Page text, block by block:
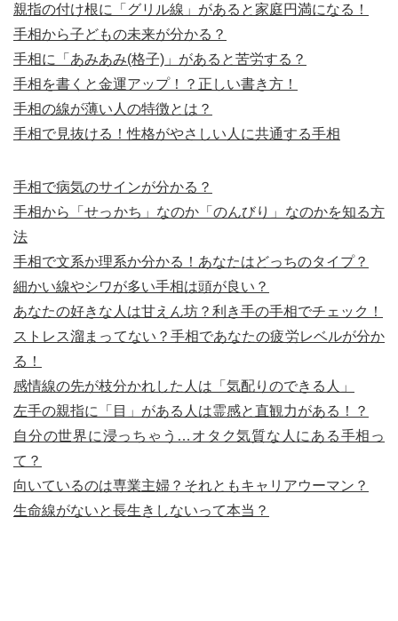
親指の付け根に「グリル線」があると家庭円満になる！
手相から子どもの未来が分かる？
手相に「あみあみ(格子)」があると苦労する？
手相を書くと金運アップ！？正しい書き方！
手相の線が薄い人の特徴とは？
手相で見抜ける！性格がやさしい人に共通する手相
手相で病気のサインが分かる？
手相から「せっかち」なのか「のんびり」なのかを知る方
法
手相で文系か理系か分かる！あなたはどっちのタイプ？
細かい線やシワが多い手相は頭が良い？
あなたの好きな人は甘えん坊？利き手の手相でチェック！
ストレス溜まってない？手相であなたの疲労レベルが分か
る！
感情線の先が枝分かれした人は「気配りのできる人」
左手の親指に「目」がある人は霊感と直観力がある！？
自分の世界に浸っちゃう…オタク気質な人にある手相っ
て？
向いているのは専業主婦？それともキャリアウーマン？
生命線がないと長生きしないって本当？